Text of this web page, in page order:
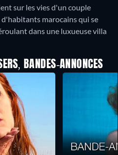
sur les vies d'un couple
marocains qui se
dans une luxueuse villa
BANDES-ANNONCES